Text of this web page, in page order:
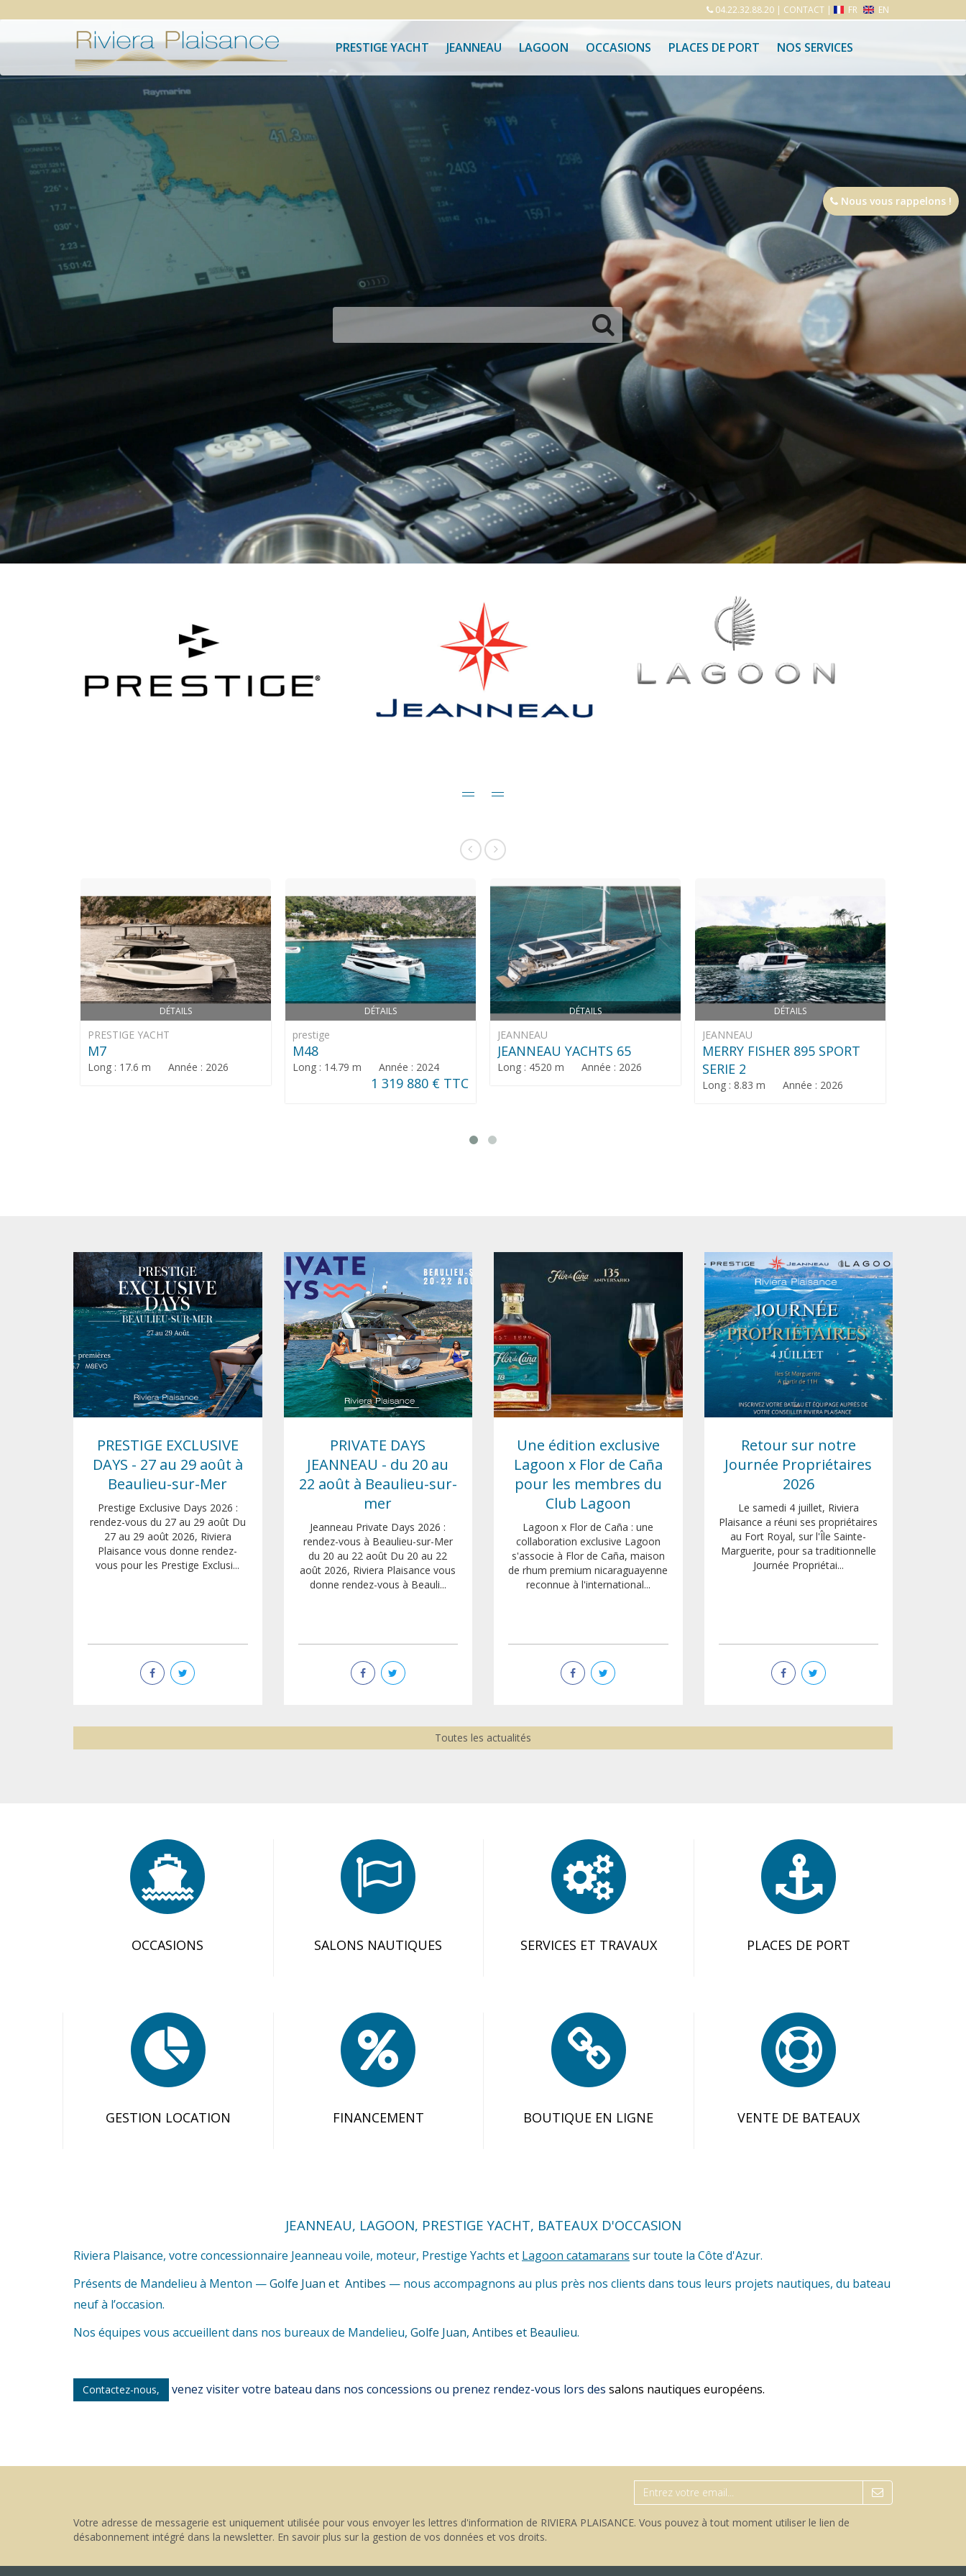
04.22.32.88.20| CONTACT| FR EN
PRESTIGE YACHT JEANNEAU LAGOON OCCASIONS PLACES DE PORT NOS SERVICES
DÉTAILS
PRESTIGE YACHT
M7
Long : 17.6 m Année : 2026
DÉTAILS
prestige
M48
Long : 14.79 m Année : 2024
1 319 880 € TTC
DÉTAILS
JEANNEAU
JEANNEAU YACHTS 65
Long : 4520 m Année : 2026
DÉTAILS
JEANNEAU
MERRY FISHER 895 SPORT
SERIE 2
Long : 8.83 m Année : 2026
PRESTIGE EXCLUSIVE
DAYS - 27 au 29 août à
Beaulieu-sur-Mer
Prestige Exclusive Days 2026 :
rendez-vous du 27 au 29 août Du
27 au 29 août 2026, Riviera
Plaisance vous donne rendez-
vous pour les Prestige Exclusi...
PRIVATE DAYS
JEANNEAU - du 20 au
22 août à Beaulieu-sur-
mer
Jeanneau Private Days 2026 :
rendez-vous à Beaulieu-sur-Mer
du 20 au 22 août Du 20 au 22
août 2026, Riviera Plaisance vous
donne rendez-vous à Beauli...
Une édition exclusive
Lagoon x Flor de Caña
pour les membres du
Club Lagoon
Lagoon x Flor de Caña : une
collaboration exclusive Lagoon
s'associe à Flor de Caña, maison
de rhum premium nicaraguayenne
reconnue à l'international...
Retour sur notre
Journée Propriétaires
2026
Le samedi 4 juillet, Riviera
Plaisance a réuni ses propriétaires
au Fort Royal, sur l'Île Sainte-
Marguerite, pour sa traditionnelle
Journée Propriétai...
Toutes les actualités
OCCASIONS SALONS NAUTIQUES SERVICES ET TRAVAUX PLACES DE PORT
GESTION LOCATION FINANCEMENT BOUTIQUE EN LIGNE VENTE DE BATEAUX
JEANNEAU, LAGOON, PRESTIGE YACHT, BATEAUX D'OCCASION
Riviera Plaisance, votre concessionnaire Jeanneau voile, moteur, Prestige Yachts et Lagoon catamarans sur toute la Côte d'Azur.
Présents de Mandelieu à Menton —Golfe Juan et Antibes — nous accompagnons au plus près nos clients dans tous leurs projets nautiques, du bateau
neuf à l’occasion.
Nos équipes vous accueillent dans nos bureaux de Mandelieu, Golfe Juan, Antibes et Beaulieu.
Contactez-nous, venez visiter votre bateau dans nos concessions ou prenez rendez-vous lors des salons nautiques européens.
Votre adresse de messagerie est uniquement utilisée pour vous envoyer les lettres d'information de RIVIERA PLAISANCE. Vous pouvez à tout moment utiliser le lien de
désabonnement intégré dans la newsletter. En savoir plus sur la gestion de vos données et vos droits.
Nous vous rappelons !